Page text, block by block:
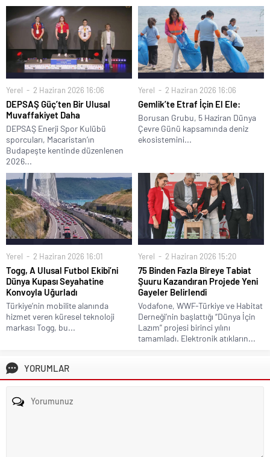
Yerel 2 Haziran 2026 16:06
DEPSAŞ Güç’ten Bir Ulusal
Muvaffakiyet Daha
DEPSAŞ Enerji Spor Kulübü
sporcuları, Macaristan’ın
Budapeşte kentinde düzenlenen
2026...
Yerel 2 Haziran 2026 16:06
Gemlik’te Etraf İçin El Ele:
Borusan Grubu, 5 Haziran Dünya
Çevre Günü kapsamında deniz
ekosistemini...
Yerel 2 Haziran 2026 16:01
Togg, A Ulusal Futbol Ekibi’ni
Dünya Kupası Seyahatine
Konvoyla Uğurladı
Türkiye’nin mobilite alanında
hizmet veren küresel teknoloji
markası Togg, bu...
Yerel 2 Haziran 2026 15:20
75 Binden Fazla Bireye Tabiat
Şuuru Kazandıran Projede Yeni
Gayeler Belirlendi
Vodafone, WWF-Türkiye ve Habitat
Derneği’nin başlattığı “Dünya İçin
Lazım” projesi birinci yılını
tamamladı. Elektronik atıkların...
YORUMLAR